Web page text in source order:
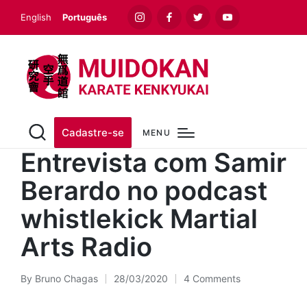
English Português
InstagramFacebookTwitterYoutube
Cadastre-se MENU
Entrevista com Samir
Berardo no podcast
whistlekick Martial
Arts Radio
Posted
By Bruno Chagas 28/03/2020 4 Comments